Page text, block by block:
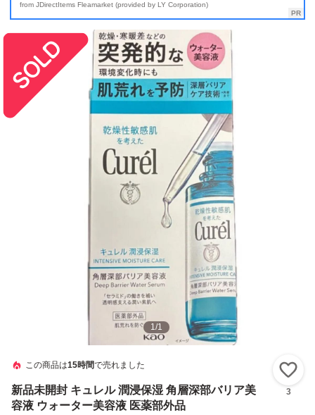
from JDirectItems Fleamarket (provided by LY Corporation)
1/1
この商品は15時間で売れました
新品未開封 キュレル 潤浸保湿 角層深部バリア美
容液 ウォーター美容液 医薬部外品
3